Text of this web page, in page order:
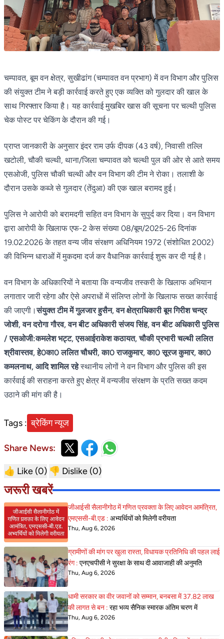
चम्पावत, बूम वन क्षेत्र, सुखीढांग (चम्पावत वन प्रभाग) में वन विभाग और पुलिस
की संयुक्त टीम ने बड़ी कार्रवाई करते हुए एक व्यक्ति को गुलदार की खाल के
साथ गिरफ्तार किया है। यह कार्रवाई मुखबिर खास की सूचना पर चल्थी पुलिस
चेक पोस्ट पर चेकिंग के दौरान की गई।
प्राप्त जानकारी के अनुसार इंदर राम उर्फ दीपक (43 वर्ष), निवासी तल्लि
खटोली, चौकी चल्थी, थाना/जिला चम्पावत को चल्थी पुल की ओर से आते समय
एसओजी, पुलिस चौकी चल्थी और वन विभाग की टीम ने रोका। तलाशी के
दौरान उसके कब्जे से गुलदार (तेंदुआ) की एक खाल बरामद हुई।
पुलिस ने आरोपी को बरामदगी सहित वन विभाग के सुपुर्द कर दिया। वन विभाग
द्वारा आरोपी के खिलाफ एफ-2 केस संख्या 08/बूम/2025-26 दिनांक
19.02.2026 के तहत वन्य जीव संरक्षण अधिनियम 1972 (संशोधित 2002)
की विभिन्न धाराओं में मुकदमा दर्ज कर वैधानिक कार्रवाई शुरू कर दी गई है।
वन विभाग के अधिकारियों ने बताया कि वन्यजीव तस्करी के खिलाफ अभियान
लगातार जारी रहेगा और ऐसे अपराधों में संलिप्त लोगों के खिलाफ सख्त कार्रवाई
की जाएगी।संयुक्त टीम में गुलजार हुसैन, वन क्षेत्राधिकारी बूम गिरीश चन्द्र
जोशी, वन दरोगा गौरव, वन बीट अधिकारी संजय सिंह, वन बीट अधिकारी पुलिस
/ एसओजी:कमलेश भट्ट, एसआईराकेश कठायत, चौकी प्रभारी चल्थी ललित
श्रीवास्तव, हे0का0 ललित चौधरी, का0 राजकुमार, का0 सूरज कुमार, का0
कमलनाथ, आदि शामिल रहेस्थानीय लोगों ने वन विभाग और पुलिस की इस
कार्रवाई की सराहना करते हुए क्षेत्र में वन्यजीव संरक्षण के प्रति सख्त कदम
उठाने की मांग की है।
Tags : ब्रेकिंग न्यूज
Share News:
👍 Like (0) 👎 Dislike (0)
जरूरी खबरें
जीआईसी सैलानीगोठ में गणित प्रवक्ता के लिए आवेदन आमंत्रित,
एमएससी-बी.एड : अभ्यर्थियों को मिलेगी वरीयता
Thu, Aug 6, 2026
ग्रामीणों की मांग पर खुला रास्ता, विधायक प्रतिनिधि की पहल लाई
रंग : एनएचपीसी ने सुरक्षा के साथ दी आवाजाही की अनुमति
Thu, Aug 6, 2026
धामी सरकार का वीर जवानों को सम्मान, बनबसा में 37.82 लाख
की लागत से बन : रहा भव्य सैनिक स्मारक अंतिम चरण में
Thu, Aug 6, 2026